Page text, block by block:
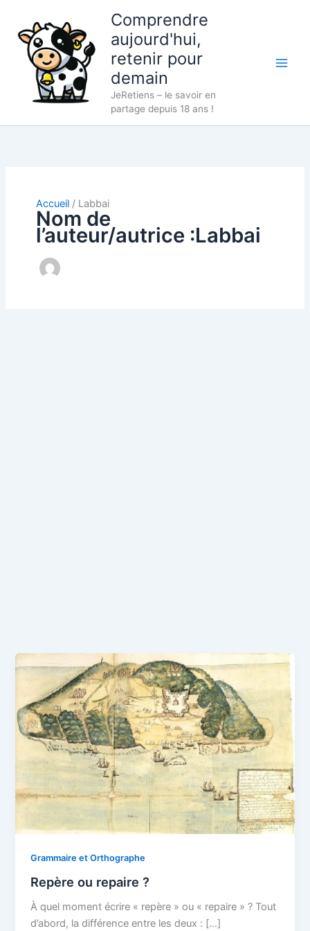
contenu
Comprendre
aujourd'hui,
retenir pour
demain
JeRetiens – le savoir en
partage depuis 18 ans !
Accueil Labbai
Nom de
l’auteur/autrice :Labbai
Grammaire et Orthographe
Repère ou repaire ?
À quel moment écrire « repère » ou « repaire » ? Tout
d’abord, la différence entre les deux : […]